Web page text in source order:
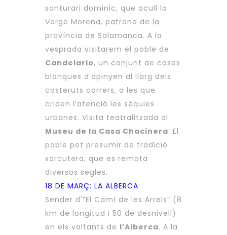
santurari dominic, que acull la
Verge Morena, patrona de la
província de Salamanca. A la
vesprada visitarem el poble de
Candelario, un conjunt de cases
blanques d’apinyen al llarg dels
costeruts carrers, a les que
criden l’atenció les sèquies
urbanes. Visita teatralitzada al
Museu de la Casa Chacinera. El
poble pot presumir de tradició
xarcutera, que es remota
diversos segles.
18 DE MARÇ: LA ALBERCA
Sender d'”El Camí de les Arrels” (8
km de longitud i 50 de desnivell)
en els voltants de l’Alberca. A la